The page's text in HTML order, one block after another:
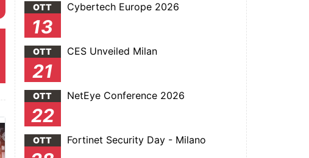
OTT
13
Cybertech Europe 2026
OTT
21
CES Unveiled Milan
OTT
22
NetEye Conference 2026
OTT Fortinet Security Day - Milano